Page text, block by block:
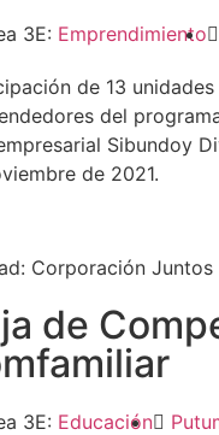
3E: Emprendimiento
de 13
del
Sibundoy
de 2021.
Corporación
de
3E: Educación